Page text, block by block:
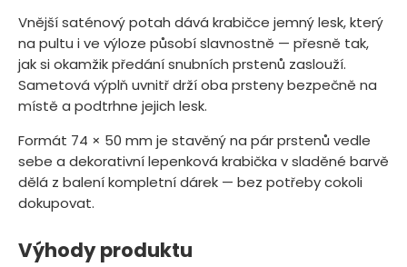
Vnější saténový potah dává krabičce jemný lesk, který
na pultu i ve výloze působí slavnostně — přesně tak,
jak si okamžik předání snubních prstenů zaslouží.
Sametová výplň uvnitř drží oba prsteny bezpečně na
místě a podtrhne jejich lesk.
Formát 74 × 50 mm je stavěný na pár prstenů vedle
sebe a dekorativní lepenková krabička v sladěné barvě
dělá z balení kompletní dárek — bez potřeby cokoli
dokupovat.
Výhody produktu